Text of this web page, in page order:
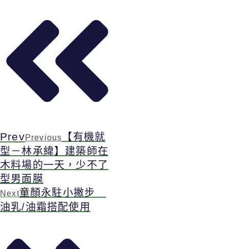
PrevPrevious
【有機就
型－林承緯】建築師在
木料場的一天，少不了
型男面膜
Next童顏永駐小撇步
油乳/油霜搭配使用